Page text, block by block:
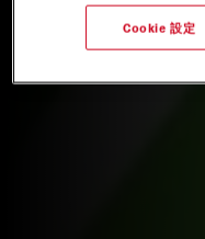
Cookie 設定